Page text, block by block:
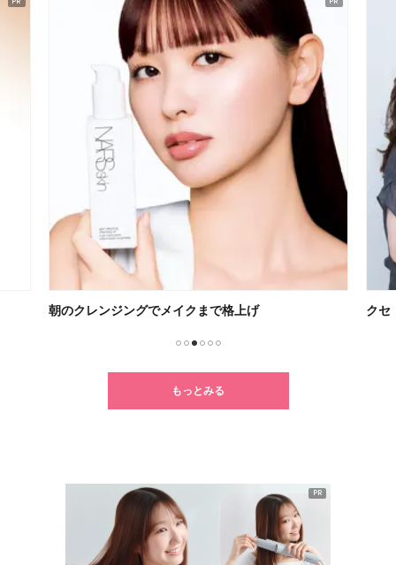
朝のクレンジングでメイクまで格上げ クセ
もっとみる
PR